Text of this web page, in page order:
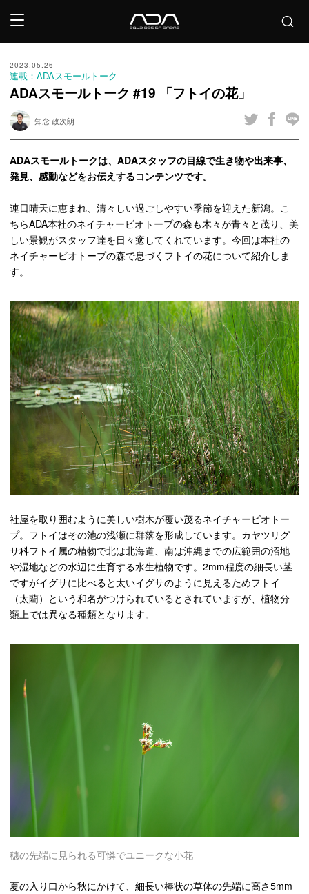
2023.05.26
連載：ADAスモールトーク
ADAスモールトーク #19 「フトイの花」
知念 政次朗
ADAスモールトークは、ADAスタッフの目線で生き物や出来事、
発見、感動などをお伝えするコンテンツです。
連日晴天に恵まれ、清々しい過ごしやすい季節を迎えた新潟。こ
ちらADA本社のネイチャービオトープの森も木々が青々と茂り、美
しい景観がスタッフ達を日々癒してくれています。今回は本社の
ネイチャービオトープの森で息づくフトイの花について紹介しま
す。
社屋を取り囲むように美しい樹木が覆い茂るネイチャービオトー
プ。フトイはその池の浅瀬に群落を形成しています。 カヤツリグ
サ科フトイ属の植物で北は北海道、南は沖縄までの広範囲の沼地
や湿地などの水辺に生育する水生植物です。2mm程度の細長い茎
ですがイグサに比べると太いイグサのように見えるためフトイ
（太藺）という和名がつけられているとされていますが、植物分
類上では異なる種類となります。
穂の先端に見られる可憐でユニークな小花
夏の入り口から秋にかけて、細長い棒状の草体の先端に高さ5mm